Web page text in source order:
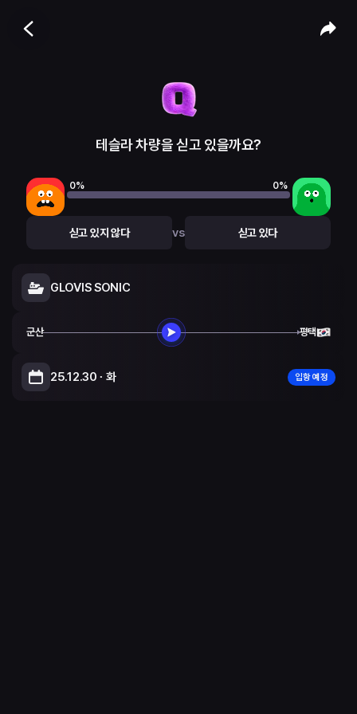
테슬라 차량을 싣고 있을까요?
0% 0%
싣고 있지 않다 vs 싣고 있다
GLOVIS SONIC
군산 평택
25.12.30 ∙ 화 입항 예정